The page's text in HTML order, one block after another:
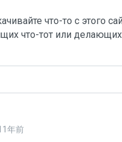
что-то с этого
что-тот или
年前